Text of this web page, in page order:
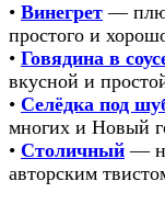
• Винегрет —
простого и
• Говядина в
вкусной и
• Селёдка под
многих и Новый
• Столичный —
авторским